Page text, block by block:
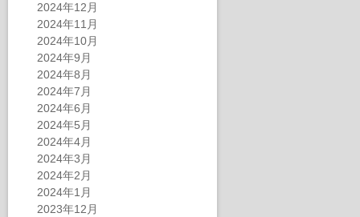
2024年12月
2024年11月
2024年10月
2024年9月
2024年8月
2024年7月
2024年6月
2024年5月
2024年4月
2024年3月
2024年2月
2024年1月
2023年12月